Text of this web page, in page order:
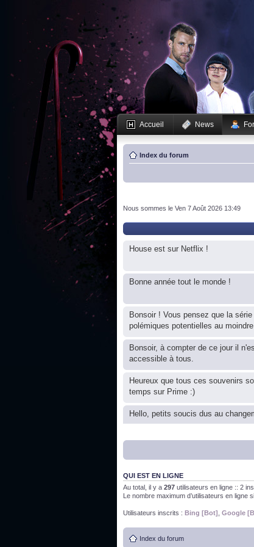
Accueil News
Index du forum
Nous sommes le Ven 7 Août 2026 13:49
House est sur Netflix !
Bonne année tout le monde !
Bonsoir ! Vous pensez que la
polémiques potentielles au
Bonsoir, à compter de ce jour il
accessible à tous.
Heureux que tous ces souvenirs
temps sur Prime :)
Hello, petits soucis dus au
Bon, 2020, ça n'a pas trop
J'ai l'impression que nous
Bonne année 2020 !
QUI EST EN LIGNE
Au total, il y a 297 utilisateurs en ligne :: 2
Le nombre maximum d’utilisateurs en ligne
Utilisateurs inscrits : Bing [Bot] Google
Index du forum